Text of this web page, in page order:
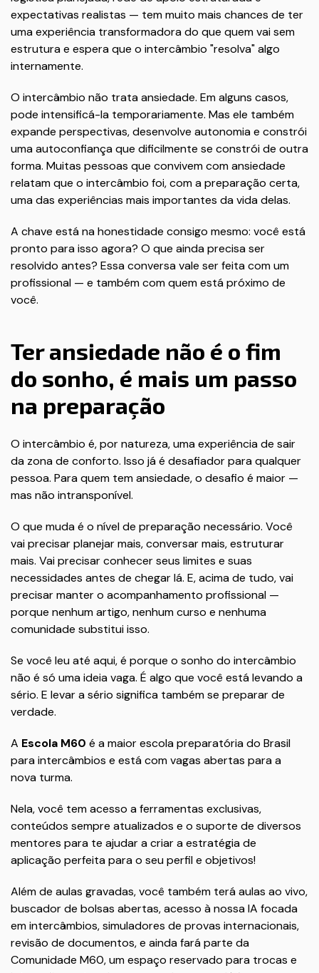
expectativas realistas — tem muito mais chances de ter
uma experiência transformadora do que quem vai sem
estrutura e espera que o intercâmbio "resolva" algo
internamente.
O intercâmbio não trata ansiedade. Em alguns casos,
pode intensificá-la temporariamente. Mas ele também
expande perspectivas, desenvolve autonomia e constrói
uma autoconfiança que dificilmente se constrói de outra
forma. Muitas pessoas que convivem com ansiedade
relatam que o intercâmbio foi, com a preparação certa,
uma das experiências mais importantes da vida delas.
A chave está na honestidade consigo mesmo: você está
pronto para isso agora? O que ainda precisa ser
resolvido antes? Essa conversa vale ser feita com um
profissional — e também com quem está próximo de
você.
Ter ansiedade não é o fim
do sonho, é mais um passo
na preparação
O intercâmbio é, por natureza, uma experiência de sair
da zona de conforto. Isso já é desafiador para qualquer
pessoa. Para quem tem ansiedade, o desafio é maior —
mas não intransponível.
O que muda é o nível de preparação necessário. Você
vai precisar planejar mais, conversar mais, estruturar
mais. Vai precisar conhecer seus limites e suas
necessidades antes de chegar lá. E, acima de tudo, vai
precisar manter o acompanhamento profissional —
porque nenhum artigo, nenhum curso e nenhuma
comunidade substitui isso.
Se você leu até aqui, é porque o sonho do intercâmbio
não é só uma ideia vaga. É algo que você está levando a
sério. E levar a sério significa também se preparar de
verdade.
A Escola M60 é a maior escola preparatória do Brasil
para intercâmbios e está com vagas abertas para a
nova turma.
Nela, você tem acesso a ferramentas exclusivas,
conteúdos sempre atualizados e o suporte de diversos
mentores para te ajudar a criar a estratégia de
aplicação perfeita para o seu perfil e objetivos!
Além de aulas gravadas, você também terá aulas ao vivo,
buscador de bolsas abertas, acesso à nossa IA focada
em intercâmbios, simuladores de provas internacionais,
revisão de documentos, e ainda fará parte da
Comunidade M60, um espaço reservado para trocas e